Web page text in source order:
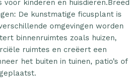
voor kinderen en huisdieren.Breed
De kunstmatige ficusplant is
omgevingen worden
binnenruimtes zoals huizen,
ruimtes en creëert een
het buiten in tuinen, patio’s of